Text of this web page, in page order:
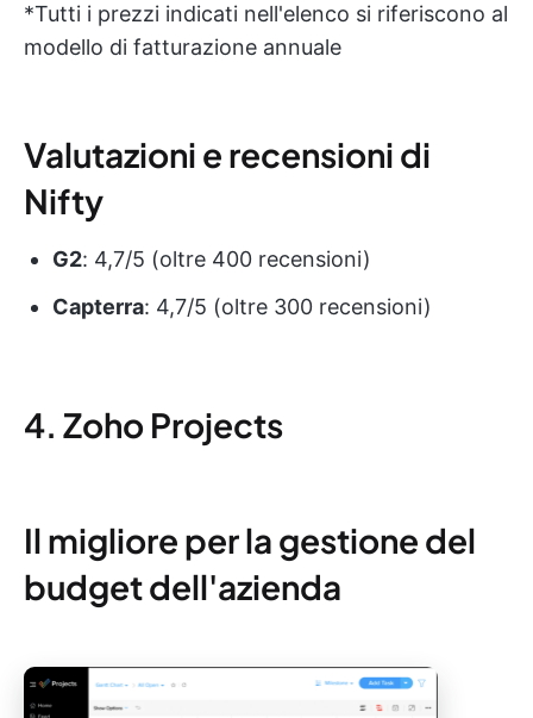
*Tutti i prezzi indicati nell'elenco si riferiscono al
modello di fatturazione annuale
Valutazioni e recensioni di
Nifty
G2: 4,7/5 (oltre 400 recensioni)
Capterra: 4,7/5 (oltre 300 recensioni)
4. Zoho Projects
Il migliore per la gestione del
budget dell'azienda